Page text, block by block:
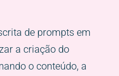
de prompts em
a criação do
o conteúdo, a